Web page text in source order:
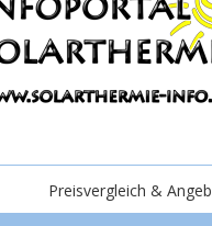
Preisvergleich &